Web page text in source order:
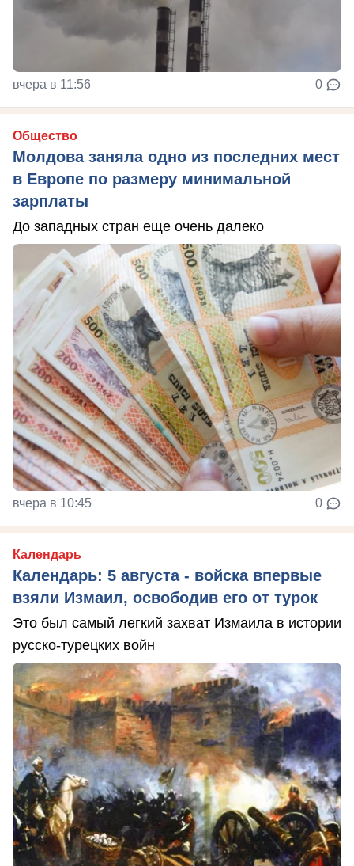
вчера в 11:56 0
Общество
Молдова заняла одно из последних мест
в Европе по размеру минимальной
зарплаты
До западных стран еще очень далеко
вчера в 10:45 0
Календарь
Календарь: 5 августа - войска впервые
взяли Измаил, освободив его от турок
Это был самый легкий захват Измаила в истории
русско-турецких войн